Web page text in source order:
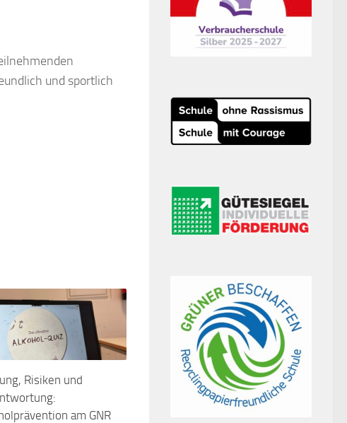
und sportlich
Risiken und
am GNR